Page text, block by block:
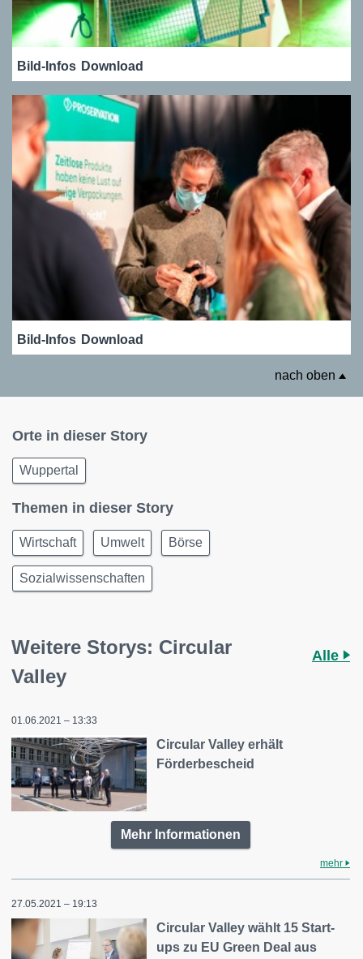
Bild-Infos Download
Bild-Infos Download
nach oben
Orte in dieser Story
Wuppertal
Themen in dieser Story
Wirtschaft Umwelt Börse
Sozialwissenschaften
Weitere Storys: Circular
Valley
Alle
01.06.2021 – 13:33
Circular Valley erhält
Förderbescheid
Mehr Informationen
mehr
27.05.2021 – 19:13
Circular Valley wählt 15 Start-
ups zu EU Green Deal aus